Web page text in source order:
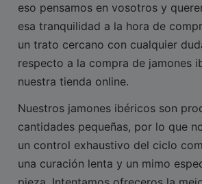
eso pensamos en vosotros y
esa tranquilidad a la hora de
un trato cercano con cualquier
respecto a la compra de jamones
nuestra tienda online.
Nuestros jamones ibéricos son
cantidades pequeñas, por lo que
un control exhaustivo del ciclo
una curación lenta y un mimo